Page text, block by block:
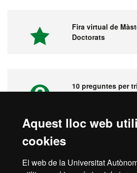
Aquest lloc web
cookies
El web de la Universitat
Fira virtual de
Doctorats
10 preguntes per